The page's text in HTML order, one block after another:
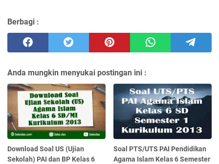
Berbagi :
Anda mungkin menyukai postingan ini :
Download Soal US (Ujian
Sekolah) PAI dan BP Kelas 6
Soal PTS/UTS PAI Pendidikan
Agama Islam Kelas 6 Semester